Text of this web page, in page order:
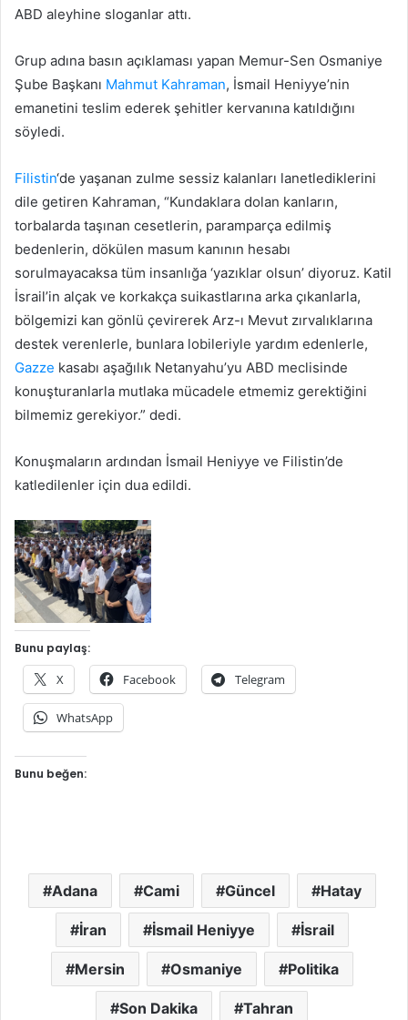
ABD aleyhine sloganlar attı.
Grup adına basın açıklaması yapan Memur-Sen Osmaniye
Şube Başkanı Mahmut Kahraman, İsmail Heniyye’nin
emanetini teslim ederek şehitler kervanına katıldığını
söyledi.
Filistin‘de yaşanan zulme sessiz kalanları lanetlediklerini
dile getiren Kahraman, “Kundaklara dolan kanların,
torbalarda taşınan cesetlerin, paramparça edilmiş
bedenlerin, dökülen masum kanının hesabı
sorulmayacaksa tüm insanlığa ‘yazıklar olsun’ diyoruz. Katil
İsrail’in alçak ve korkakça suikastlarına arka çıkanlarla,
bölgemizi kan gönlü çevirerek Arz-ı Mevut zırvalıklarına
destek verenlerle, bunlara lobileriyle yardım edenlerle,
Gazze kasabı aşağılık Netanyahu’yu ABD meclisinde
konuşturanlarla mutlaka mücadele etmemiz gerektiğini
bilmemiz gerekiyor.” dedi.
Konuşmaların ardından İsmail Heniyye ve Filistin’de
katledilenler için dua edildi.
Bunu paylaş:
X Facebook Telegram
WhatsApp
Bunu beğen:
Adana Cami Güncel Hatay
İran İsmail Heniyye İsrail
Mersin Osmaniye Politika
Son Dakika Tahran